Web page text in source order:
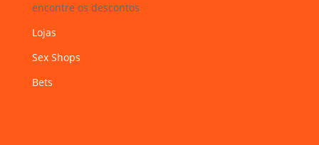
encontre os descontos
Lojas
Sex Shops
Bets